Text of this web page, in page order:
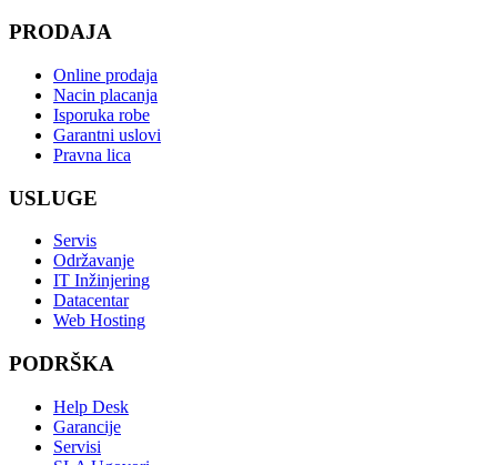
PRODAJA
Online prodaja
Nacin placanja
Isporuka robe
Garantni uslovi
Pravna lica
USLUGE
Servis
Održavanje
IT Inžinjering
Datacentar
Web Hosting
PODRŠKA
Help Desk
Garancije
Servisi